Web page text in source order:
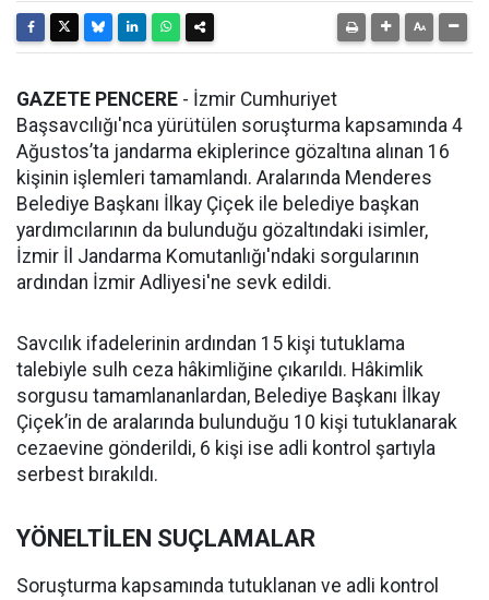
GAZETE PENCERE - İzmir Cumhuriyet
Başsavcılığı'nca yürütülen soruşturma kapsamında 4
Ağustos’ta jandarma ekiplerince gözaltına alınan 16
kişinin işlemleri tamamlandı. Aralarında Menderes
Belediye Başkanı İlkay Çiçek ile belediye başkan
yardımcılarının da bulunduğu gözaltındaki isimler,
İzmir İl Jandarma Komutanlığı'ndaki sorgularının
ardından İzmir Adliyesi'ne sevk edildi.
Savcılık ifadelerinin ardından 15 kişi tutuklama
talebiyle sulh ceza hâkimliğine çıkarıldı. Hâkimlik
sorgusu tamamlananlardan, Belediye Başkanı İlkay
Çiçek’in de aralarında bulunduğu 10 kişi tutuklanarak
cezaevine gönderildi, 6 kişi ise adli kontrol şartıyla
serbest bırakıldı.
YÖNELTİLEN SUÇLAMALAR
Soruşturma kapsamında tutuklanan ve adli kontrol